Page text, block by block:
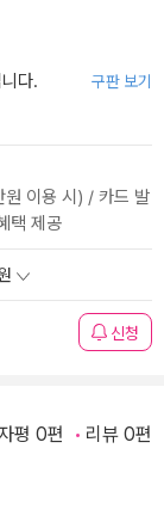
다. 구판 보기
이용 시) / 카드 발
택 제공
신청
평 0편 리뷰 0편